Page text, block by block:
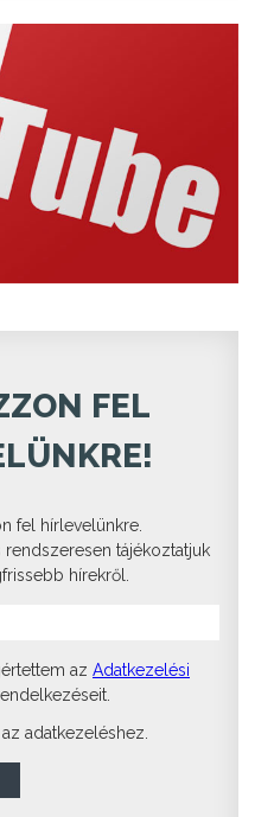
FEL
fel hírlevelünkre.
tájékoztatjuk
hírekről.
az Adatkezelési
adatkezeléshez.